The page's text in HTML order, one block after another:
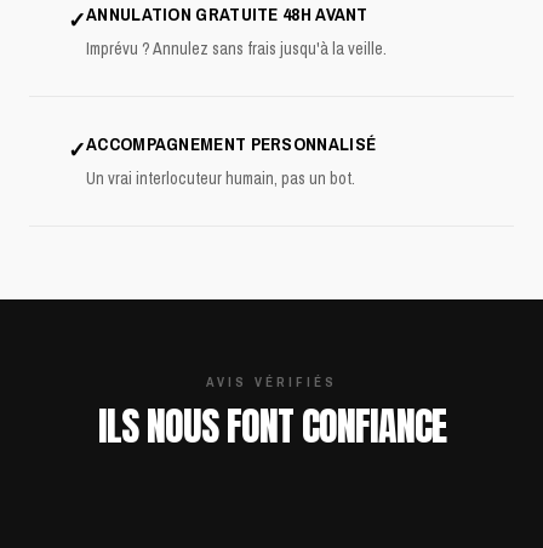
✓ANNULATION GRATUITE 48H AVANT
Imprévu ? Annulez sans frais jusqu'à la veille.
✓ACCOMPAGNEMENT PERSONNALISÉ
Un vrai interlocuteur humain, pas un bot.
AVIS VÉRIFIÉS
ILS NOUS FONT CONFIANCE